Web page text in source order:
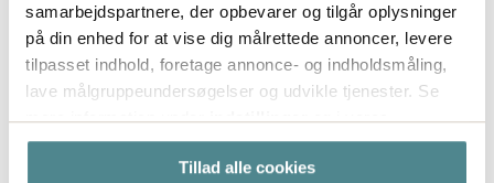
samarbejdspartnere, der opbevarer og tilgår oplysninger
på din enhed for at vise dig målrettede annoncer, levere
tilpasset indhold, foretage annonce- og indholdsmåling,
lave målgruppeundersøgelser og udvikle tjenester. Se
mere information underindstillingerog i vores
persondatapolitik. Du kan altid trække dit samtykke
tilbage eller ændre indstillinger fra vores
Tillad alle cookies